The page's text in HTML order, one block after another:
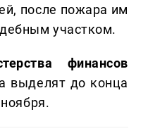
после пожара им
участком.
финансов
выделят до конца